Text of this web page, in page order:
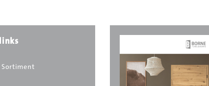
Sortiment